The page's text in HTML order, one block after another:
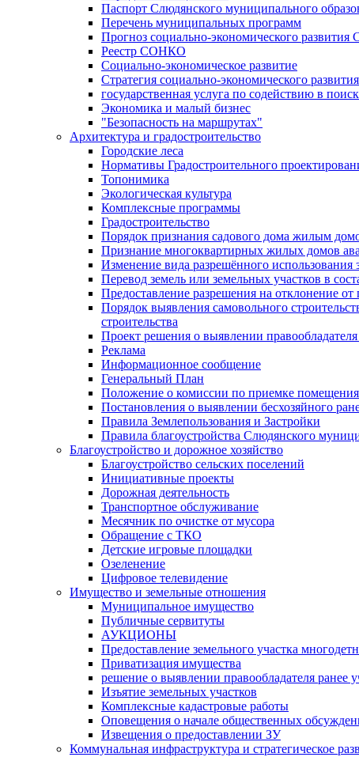
Паспорт Слюдянского муниципального
Перечень муниципальных программ
Прогноз социально-экономического
Реестр СОНКО
Социально-экономическое развитие
Стратегия социально-экономического
государственная услуга по содействию в
Экономика и малый бизнес
"Безопасность на маршрутах"
Архитектура и градостроительство
Городские леса
Нормативы Градостроительного
Топонимика
Экологическая культура
Комплексные программы
Градостроительство
Порядок признания садового дома жилым
Признание многоквартирных жилых домов
Изменение вида разрешённого использования
Перевод земель или земельных участков в
Предоставление разрешения на отклонение от
Порядок выявления самовольного
строительства
Проект решения о выявлении
Реклама
Информационное сообщение
Генеральный План
Положение о комиссии по приемке помещения
Постановления о выявлении бесхозяйного
Правила Землепользования и Застройки
Правила благоустройства Слюдянского
Благоустройство и дорожное хозяйство
Благоустройство сельских поселений
Инициативные проекты
Дорожная деятельность
Транспортное обслуживание
Месячник по очистке от мусора
Обращение с ТКО
Детские игровые площадки
Озеленение
Цифровое телевидение
Имущество и земельные отношения
Муниципальное имущество
Публичные сервитуты
АУКЦИОНЫ
Предоставление земельного участка
Приватизация имущества
решение о выявлении правообладателя ранее
Изъятие земельных участков
Комплексные кадастровые работы
Оповещения о начале общественных
Извещения о предоставлении ЗУ
Коммунальная инфраструктура и стратегическое